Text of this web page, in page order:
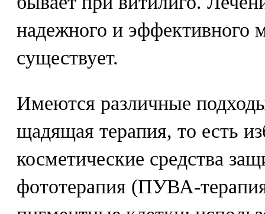
надежного и эффективного
существует.
Имеются различные
щадящая терапия, то есть
косметические средства
фототерапия (ПУВА-